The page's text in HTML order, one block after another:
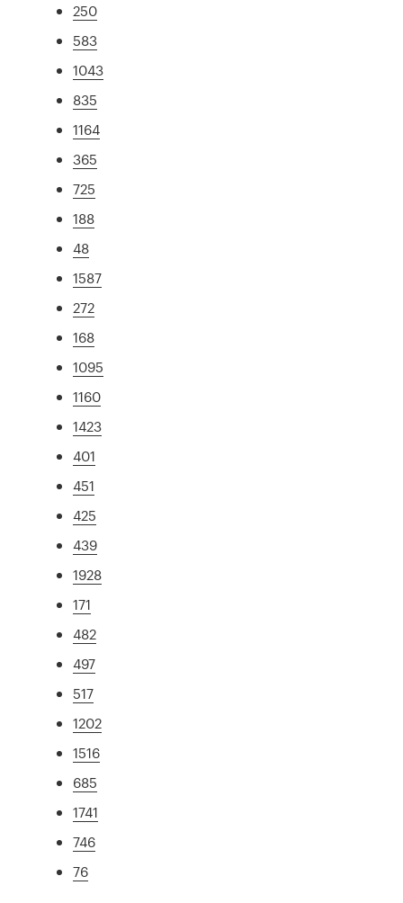
250
583
1043
835
1164
365
725
188
48
1587
272
168
1095
1160
1423
401
451
425
439
1928
171
482
497
517
1202
1516
685
1741
746
76